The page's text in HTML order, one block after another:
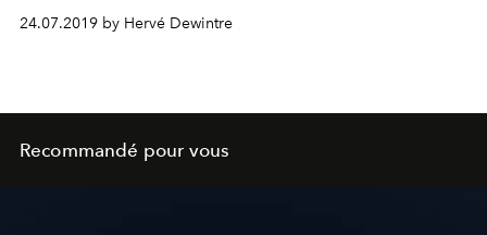
joaillerie imaginée par Alessandro Michele et
l’inauguration place Vendôme de la première boutique
24.07.2019 by Hervé Dewintre
Recommandé pour vous